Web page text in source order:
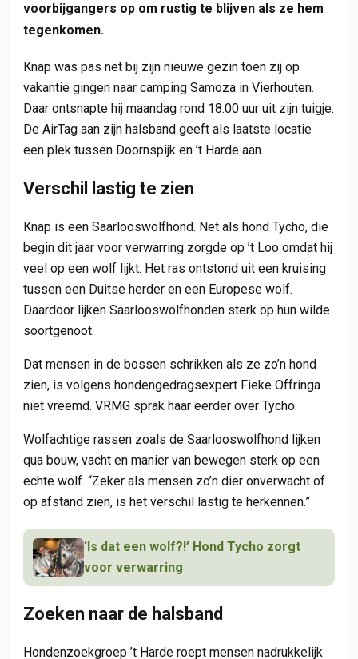
voorbijgangers op om rustig te blijven als ze hem
tegenkomen.
Knap was pas net bij zijn nieuwe gezin toen zij op
vakantie gingen naar camping Samoza in Vierhouten.
Daar ontsnapte hij maandag rond 18.00 uur uit zijn tuigje.
De AirTag aan zijn halsband geeft als laatste locatie
een plek tussen Doornspijk en ’t Harde aan.
Verschil lastig te zien
Knap is een Saarlooswolfhond. Net als hond Tycho, die
begin dit jaar voor verwarring zorgde op ’t Loo omdat hij
veel op een wolf lijkt. Het ras ontstond uit een kruising
tussen een Duitse herder en een Europese wolf.
Daardoor lijken Saarlooswolfhonden sterk op hun wilde
soortgenoot.
Dat mensen in de bossen schrikken als ze zo’n hond
zien, is volgens hondengedragsexpert Fieke Offringa
niet vreemd. VRMG sprak haar eerder over Tycho.
Wolfachtige rassen zoals de Saarlooswolfhond lijken
qua bouw, vacht en manier van bewegen sterk op een
echte wolf. “Zeker als mensen zo’n dier onverwacht of
op afstand zien, is het verschil lastig te herkennen.”
‘Is dat een wolf?!’ Hond Tycho zorgt
voor verwarring
Zoeken naar de halsband
Hondenzoekgroep ’t Harde roept mensen nadrukkelijk